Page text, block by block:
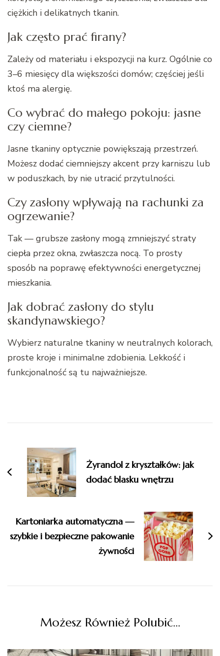
ciężkich i delikatnych tkanin.
Jak często prać firany?
Zależy od materiału i ekspozycji na kurz. Ogólnie co
3–6 miesięcy dla większości domów; częściej jeśli
ktoś ma alergię.
Co wybrać do małego pokoju: jasne
czy ciemne?
Jasne tkaniny optycznie powiększają przestrzeń.
Możesz dodać ciemniejszy akcent przy karniszu lub
w poduszkach, by nie utracić przytulności.
Czy zasłony wpływają na rachunki za
ogrzewanie?
Tak — grubsze zasłony mogą zmniejszyć straty
ciepła przez okna, zwłaszcza nocą. To prosty
sposób na poprawę efektywności energetycznej
mieszkania.
Jak dobrać zasłony do stylu
skandynawskiego?
Wybierz naturalne tkaniny w neutralnych kolorach,
proste kroje i minimalne zdobienia. Lekkość i
funkcjonalność są tu najważniejsze.
wpisu
Żyrandol z kryształków: jak
dodać blasku wnętrzu
Kartoniarka automatyczna —
szybkie i bezpieczne pakowanie
żywności
Możesz Również Polubić…